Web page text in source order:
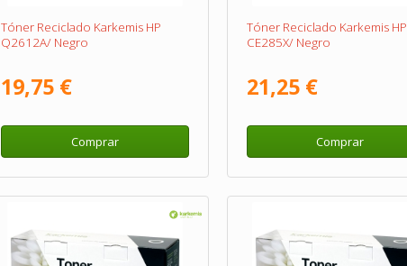
Tóner Reciclado Karkemis HP
Q2612A/ Negro
19,75 €
Comprar
Tóner Reciclado Karkemis HP
CE285X/ Negro
21,25 €
Comprar